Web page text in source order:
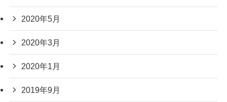
2020年5月
2020年3月
2020年1月
2019年9月